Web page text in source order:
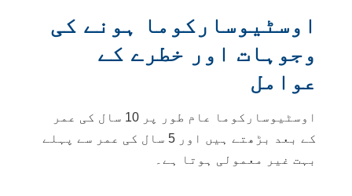
اوسٹیوسارکوما ہونے کی
وجوہات اور خطرے کے
عوامل
اوسٹیوسارکوما عام طور پر 10 سال کی عمر
کے بعد بڑھتے ہیں اور 5 سال کی عمر سے پہلے
بہت غیر معمولی ہوتا ہے۔